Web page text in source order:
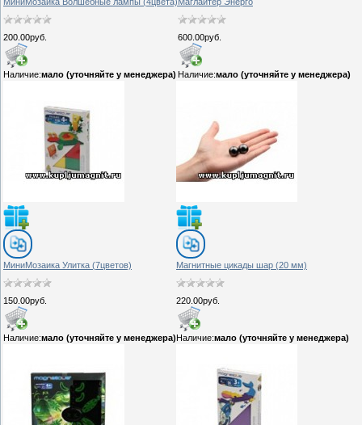
200.00руб.
Наличие:мало (уточняйте у менеджера)
600.00руб.
Наличие:мало (уточняйте у менеджера)
МиниМозаика Улитка (7цветов)
150.00руб.
Наличие:мало (уточняйте у менеджера)
Магнитные цикады шар (20 мм)
220.00руб.
Наличие:мало (уточняйте у менеджера)